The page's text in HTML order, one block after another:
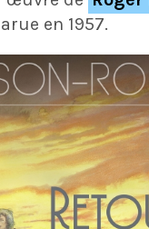
en 1957.